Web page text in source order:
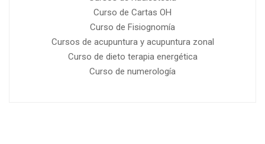
Curso de Cartas OH
Curso de Fisiognomía
Cursos de acupuntura y acupuntura zonal
Curso de dieto terapia energética
Curso de numerología